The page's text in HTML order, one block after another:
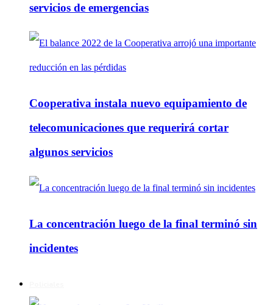
servicios de emergencias
Cooperativa instala nuevo equipamiento de
telecomunicaciones que requerirá cortar
algunos servicios
La concentración luego de la final terminó sin
incidentes